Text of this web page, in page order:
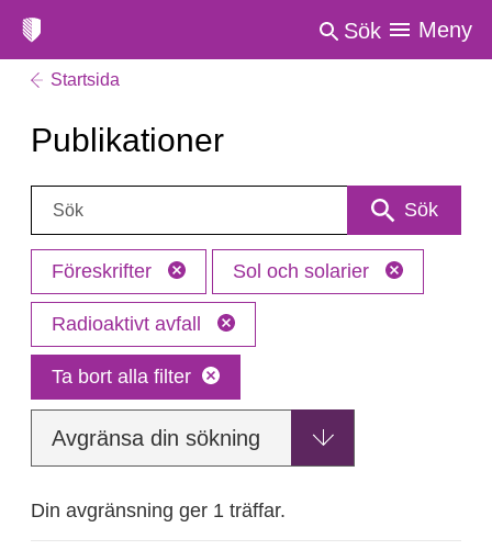
Sök Meny
Startsida
Publikationer
Sök: Sök
Föreskrifter Sol och solarier
Radioaktivt avfall
Ta bort alla filter
Avgränsa din sökning
Din avgränsning ger 1 träffar.